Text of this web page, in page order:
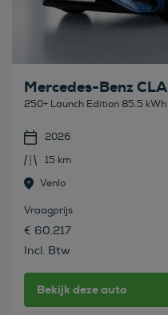
Mercedes-Benz CLA
250+ Launch Edition 85.5 kWh
2026
15 km
Venlo
Vraagprijs
€ 60.217
Incl. Btw
Bekijk deze auto